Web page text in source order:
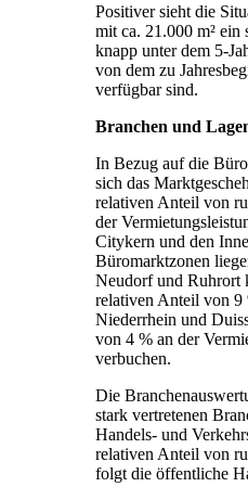
Positiver sieht die
mit ca. 21.000 m² ein
knapp unter dem 5-
von dem zu
verfügbar sind.
Branchen und
In Bezug auf die
sich das
relativen Anteil von
der
Citykern und den
Büromarktzonen
Neudorf und Ruhrort
relativen Anteil von 9
Niederrhein und
von 4 % an der
verbuchen.
Die
stark vertretenen
Handels- und
relativen Anteil von
folgt die öffentliche